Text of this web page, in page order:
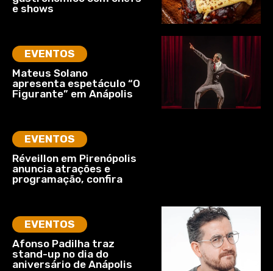
e shows
EVENTOS
Mateus Solano
apresenta espetáculo “O
Figurante” em Anápolis
EVENTOS
Réveillon em Pirenópolis
anuncia atrações e
programação, confira
EVENTOS
Afonso Padilha traz
stand-up no dia do
aniversário de Anápolis